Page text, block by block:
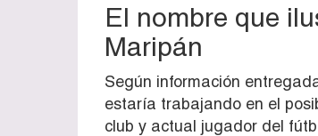
El nombre que
Maripán
Según información
estaría trabajando en el
club y actual jugador del